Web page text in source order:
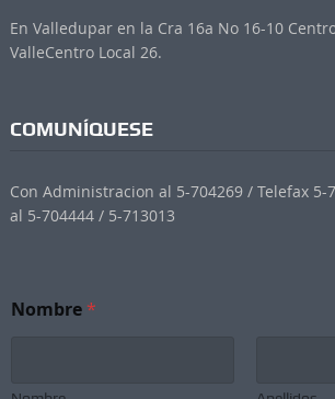
En Valledupar en la Cra 16a No 16-10
ValleCentro Local 26.
COMUNÍQUESE
Con Administracion al 5-704269 / Telefax 5-
al 5-704444 / 5-713013
Nombre*